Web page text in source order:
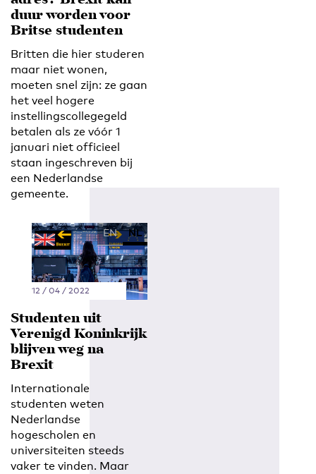
duur worden voor
Britse studenten
Britten die hier studeren
maar niet wonen,
moeten snel zijn: ze gaan
het veel hogere
instellingscollegegeld
betalen als ze vóór 1
januari niet officieel
staan ingeschreven bij
een Nederlandse
gemeente.
EN NL
12 / 04 / 2022
Studenten uit
Verenigd Koninkrijk
blijven weg na
Brexit
Internationale
studenten weten
Nederlandse
hogescholen en
universiteiten steeds
vaker te vinden. Maar